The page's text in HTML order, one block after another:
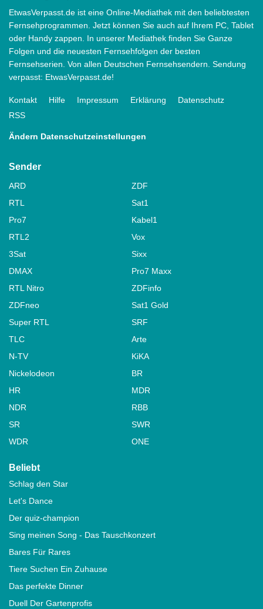
EtwasVerpasst.de ist eine Online-Mediathek mit den beliebtesten
Fernsehprogrammen. Jetzt können Sie auch auf Ihrem PC, Tablet
oder Handy zappen. In unserer Mediathek finden Sie Ganze
Folgen und die neuesten Fernsehfolgen der besten
Fernsehserien. Von allen Deutschen Fernsehsendern. Sendung
verpasst: EtwasVerpasst.de!
Kontakt Hilfe Impressum Erklärung
Datenschutz
RSS
Ändern Datenschutzeinstellungen
Sender
ARD
ZDF
RTL
Sat1
Pro7
Kabel1
RTL2
Vox
3Sat
Sixx
DMAX
Pro7 Maxx
RTL Nitro
ZDFinfo
ZDFneo
Sat1 Gold
Super RTL
SRF
TLC
Arte
N-TV
KiKA
Nickelodeon
BR
HR
MDR
NDR
RBB
SR
SWR
WDR
ONE
Beliebt
Schlag den Star
Let's Dance
Der quiz-champion
Sing meinen Song - Das Tauschkonzert
Bares Für Rares
Tiere Suchen Ein Zuhause
Das perfekte Dinner
Duell Der Gartenprofis